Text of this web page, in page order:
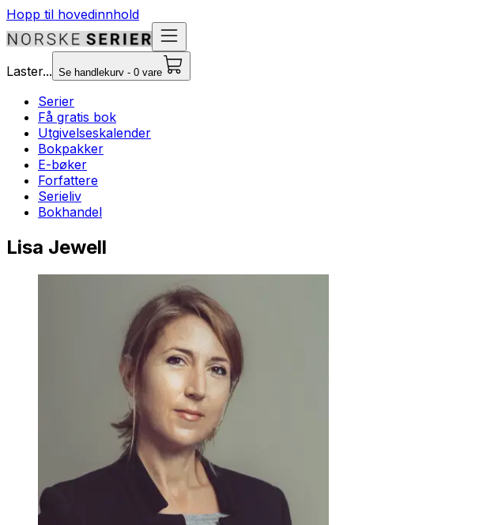
Hopp til hovedinnhold
Laster... Se handlekurv - 0 vare
Serier
Få gratis bok
Utgivelseskalender
Bokpakker
E-bøker
Forfattere
Serieliv
Bokhandel
Lisa Jewell